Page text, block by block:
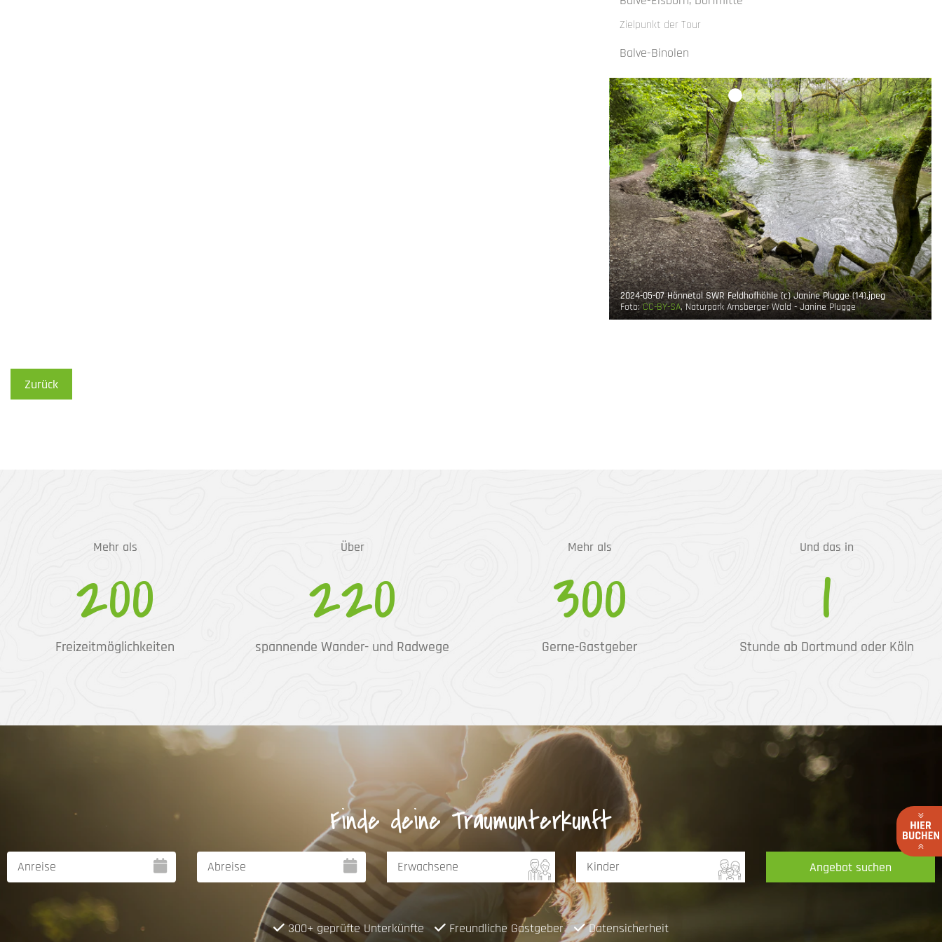
Zielpunkt der Tour
Balve-Binolen
2024-05-07 Hönnetal SWR Feldhofhöhle (c) Janine Plugge (14).jpeg
Foto:CC-BY-SA, Naturpark Arnsberger Wald - Janine Plugge
Zurück
Mehr als
200
Freizeitmöglichkeiten
Über
220
spannende Wander- und Radwege
Mehr als
300
Gerne-Gastgeber
Und das in
1
Stunde ab Dortmund oder Köln
Finde deine Traumunterkunft
Angebot suchen
300+ geprüfte Unterkünfte Freundliche Gastgeber Datensicherheit